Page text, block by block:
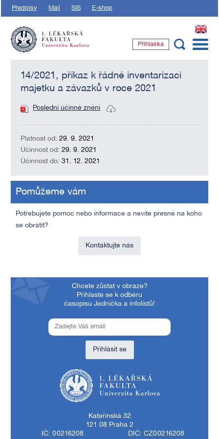
Předpisy Mail SIS E-shop
EN
Přihláška
14/2021, příkaz k řádné inventarizaci
majetku a závazků v roce 2021
Poslední účinné znění
Platnost od:29. 9. 2021
Účinnost od:29. 9. 2021
Účinnost do:31. 12. 2021
Pomůžeme vám
Potřebujete pomoc nebo informace a nevíte přesně na koho
se obrátit?
Kontaktujte nás
Chcete zůstat v obraze?
Přihlaste se k odběru
časopisu Jednička a infolistů!
Přihlásit se
Kateřinská 32
121 08 Praha 2
IČ: 00216208
DIČ: CZ00216208